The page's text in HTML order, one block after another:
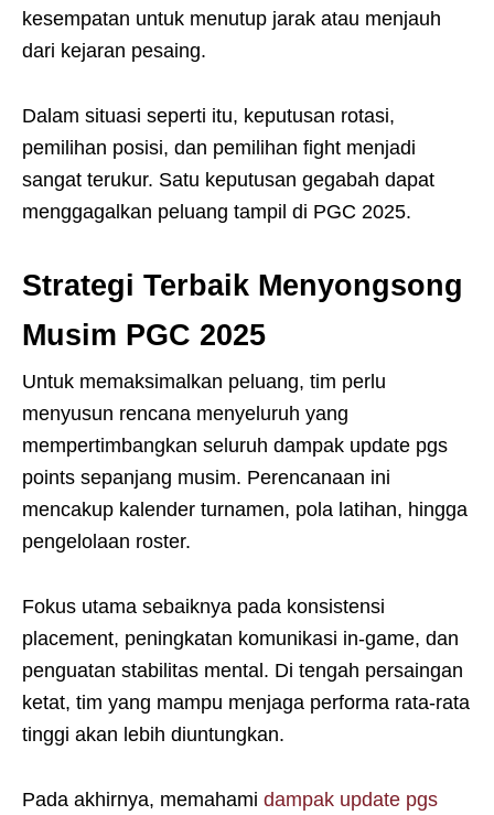
kesempatan untuk menutup jarak atau menjauh
dari kejaran pesaing.
Dalam situasi seperti itu, keputusan rotasi,
pemilihan posisi, dan pemilihan fight menjadi
sangat terukur. Satu keputusan gegabah dapat
menggagalkan peluang tampil di PGC 2025.
Strategi Terbaik Menyongsong
Musim PGC 2025
Untuk memaksimalkan peluang, tim perlu
menyusun rencana menyeluruh yang
mempertimbangkan seluruh dampak update pgs
points sepanjang musim. Perencanaan ini
mencakup kalender turnamen, pola latihan, hingga
pengelolaan roster.
Fokus utama sebaiknya pada konsistensi
placement, peningkatan komunikasi in-game, dan
penguatan stabilitas mental. Di tengah persaingan
ketat, tim yang mampu menjaga performa rata-rata
tinggi akan lebih diuntungkan.
Pada akhirnya, memahami dampak update pgs